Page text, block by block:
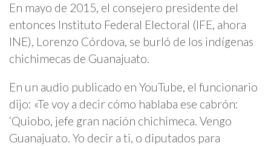
En mayo de 2015, el consejero presidente del
entonces Instituto Federal Electoral (IFE, ahora
INE), Lorenzo Córdova, se burló de los indígenas
chichimecas de Guanajuato.
En un audio publicado en YouTube, el funcionario
dijo: «Te voy a decir cómo hablaba ese cabrón:
‘Quiobo, jefe gran nación chichimeca. Vengo
Guanajuato. Yo decir a ti, o diputados para